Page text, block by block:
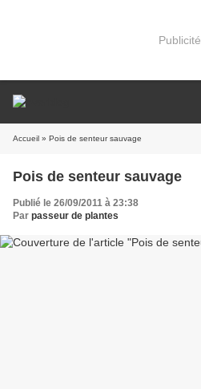
Publicité
Accueil » Pois de senteur sauvage
Pois de senteur sauvage
Publié le 26/09/2011 à 23:38
Par passeur de plantes